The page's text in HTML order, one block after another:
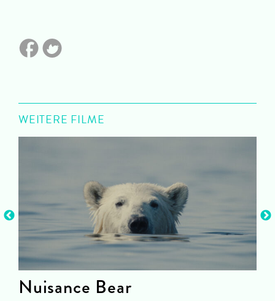
WEITERE FILME
Nuisance Bear